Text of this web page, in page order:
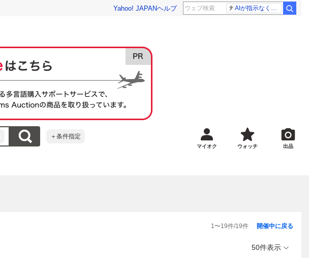
Yahoo! JAPANヘルプ AIが指示なくサイバー攻撃
＋条件指定
マイオク ウォッチ 出品
1〜19件/19件 開催中に戻る
50件表示